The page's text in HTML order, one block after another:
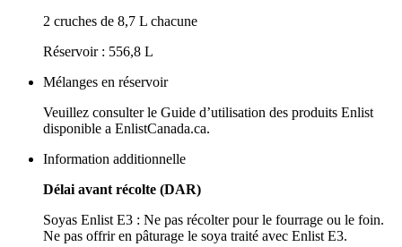
2 cruches de 8,7 L chacune
Réservoir : 556,8 L
Mélanges en réservoir
Veuillez consulter le Guide d’utilisation des produits Enlist
disponible a EnlistCanada.ca.
Information additionnelle
Délai avant récolte (DAR)
Soyas Enlist E3 : Ne pas récolter pour le fourrage ou le foin.
Ne pas offrir en pâturage le soya traité avec Enlist E3.